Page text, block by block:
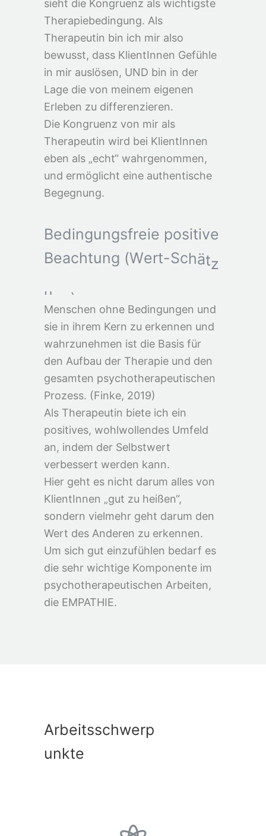
sieht die Kongruenz als wichtigste
Therapiebedingung. Als
Therapeutin bin ich mir also
bewusst, dass KlientInnen Gefühle
in mir auslösen, UND bin in der
Lage die von meinem eigenen
Erleben zu differenzieren.
Die Kongruenz von mir als
Therapeutin wird bei KlientInnen
eben als „echt“ wahrgenommen,
und ermöglicht eine authentische
Begegnung.
Bedingungsfreie positive
Beachtung (Wert-Schätz
Menschen ohne Bedingungen und
sie in ihrem Kern zu erkennen und
wahrzunehmen ist die Basis für
den Aufbau der Therapie und den
gesamten psychotherapeutischen
Prozess. (Finke, 2019)
Als Therapeutin biete ich ein
positives, wohlwollendes Umfeld
an, indem der Selbstwert
verbessert werden kann.
Hier geht es nicht darum alles von
KlientInnen „gut zu heißen“,
sondern vielmehr geht darum den
Wert des Anderen zu erkennen.
Um sich gut einzufühlen bedarf es
die sehr wichtige Komponente im
psychotherapeutischen Arbeiten,
die EMPATHIE.
Arbeitsschwerp
unkte